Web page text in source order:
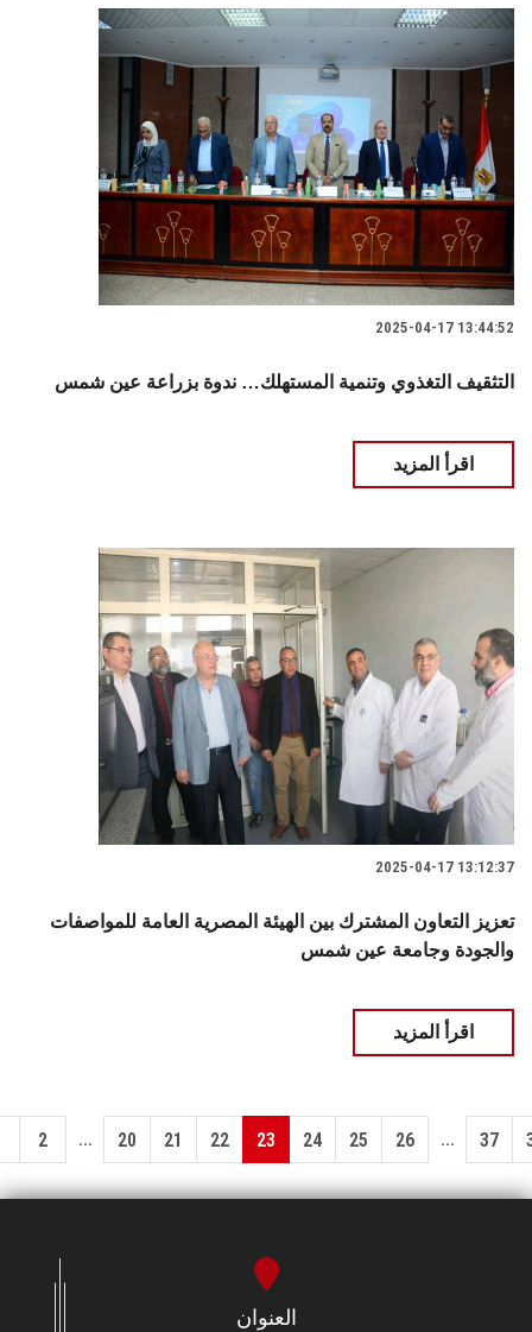
2025-04-17 13:44:52
التثقيف التغذوي وتنمية المستهلك… ندوة بزراعة عين شمس
اقرأ المزيد
2025-04-17 13:12:37
تعزيز التعاون المشترك بين الهيئة المصرية العامة للمواصفات
والجودة وجامعة عين شمس
اقرأ المزيد
2 ... 20 21 22 23 24 25 26 ... 37
العنوان